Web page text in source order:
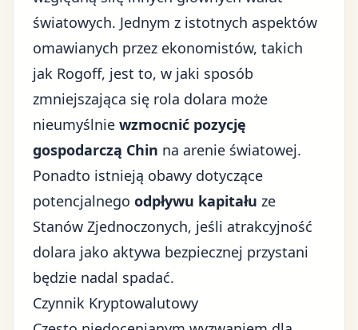
światowych. Jednym z istotnych aspektów
omawianych przez ekonomistów, takich
jak Rogoff, jest to, w jaki sposób
zmniejszająca się rola dolara może
nieumyślnie wzmocnić pozycję
gospodarczą Chin na arenie światowej.
Ponadto istnieją obawy dotyczące
potencjalnego odpływu kapitału ze
Stanów Zjednoczonych, jeśli atrakcyjność
dolara jako aktywa bezpiecznej przystani
będzie nadal spadać.
Czynnik Kryptowalutowy